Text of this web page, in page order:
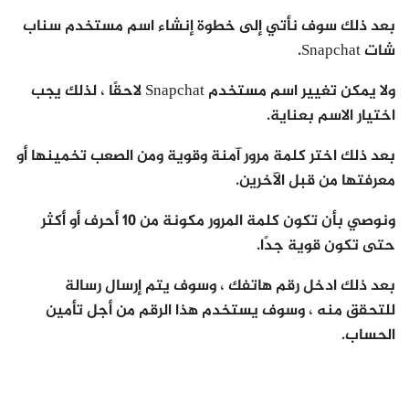
بعد ذلك سوف نأتي إلى خطوة إنشاء اسم مستخدم سناب
شات Snapchat.
ولا يمكن تغيير اسم مستخدم Snapchat لاحقًا ، لذلك يجب
اختيار الاسم بعناية.
بعد ذلك اختر كلمة مرور آمنة وقوية ومن الصعب تخمينها أو
معرفتها من قبل الآخرين.
ونوصي بأن تكون كلمة المرور مكونة من 10 أحرف أو أكثر
حتى تكون قوية جدًا.
بعد ذلك ادخل رقم هاتفك ، وسوف يتم إرسال رسالة
للتحقق منه ، وسوف يستخدم هذا الرقم من أجل تأمين
الحساب.